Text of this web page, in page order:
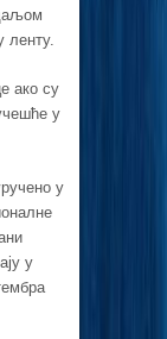
ленту.
ако су
у
у
у